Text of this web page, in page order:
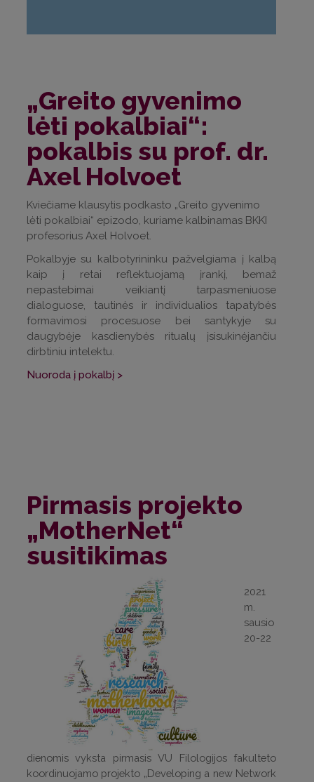
„Greito gyvenimo
lėti pokalbiai“:
pokalbis su prof. dr.
Axel Holvoet
Kviečiame klausytis podkasto „Greito gyvenimo
lėti pokalbiai“ epizodo, kuriame kalbinamas BKKI
profesorius Axel Holvoet.
Pokalbyje su kalbotyrininku pažvelgiama į kalbą
kaip į retai reflektuojamą įrankį, bemaž
nepastebimai veikiantį tarpasmeniuose
dialoguose, tautinės ir individualios tapatybės
formavimosi procesuose bei santykyje su
daugybėje kasdienybės ritualų įsisukinėjančiu
dirbtiniu intelektu.
Nuoroda į pokalbį >
Pirmasis projekto
„MotherNet“
susitikimas
2021
m.
sausio
20-22
dienomis vyksta pirmasis VU Filologijos fakulteto
koordinuojamo projekto „Developing a new Network